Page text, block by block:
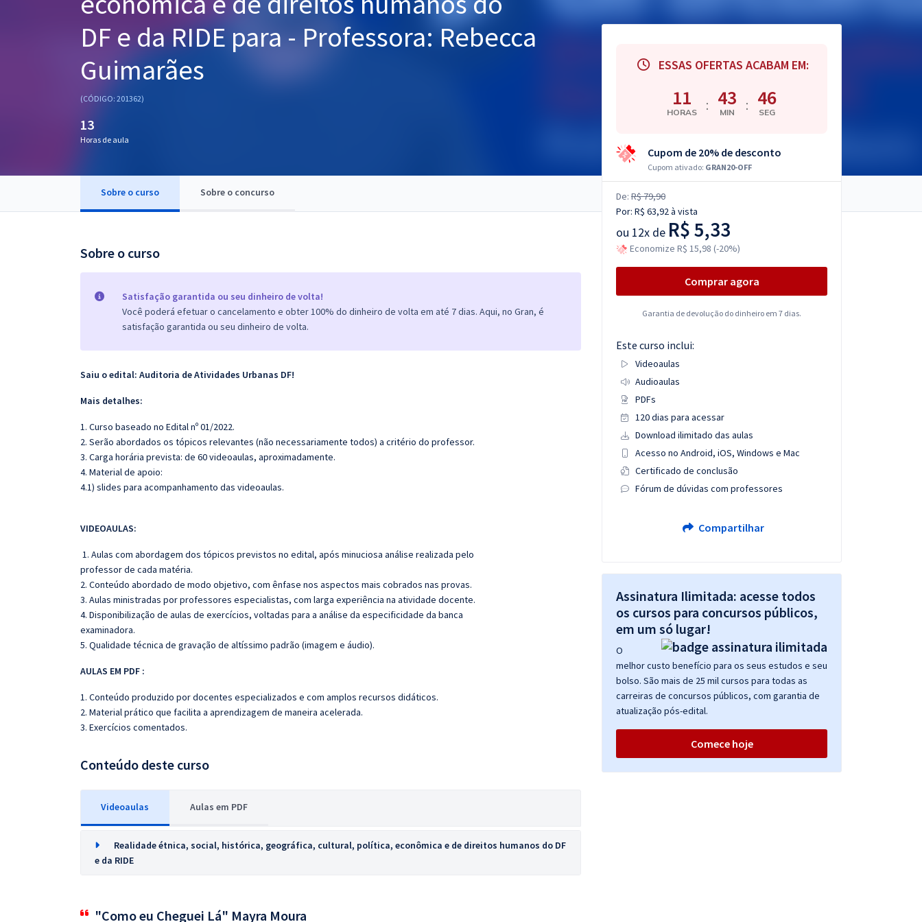
Questões grátis
DF e da RIDE para - Professora: Rebecca
Guimarães
(CÓDIGO: 201362)
13
Horas de aula
Sobre o curso Sobre o concurso
Sobre o curso
Satisfação garantida ou seu dinheiro de volta!
Você poderá efetuar o cancelamento e obter 100% do dinheiro de volta em até 7 dias. Aqui, no Gran, é
satisfação garantida ou seu dinheiro de volta.
Saiu o edital: Auditoria de Atividades Urbanas DF!
Mais detalhes:
1. Curso baseado no Edital nº 01/2022.
2. Serão abordados os tópicos relevantes (não necessariamente todos) a critério do professor.
3. Carga horária prevista: de 60 videoaulas, aproximadamente.
4. Material de apoio:
4.1) slides para acompanhamento das videoaulas.
VIDEOAULAS:
1. Aulas com abordagem dos tópicos previstos no edital, após minuciosa análise realizada pelo
professor de cada matéria.
2. Conteúdo abordado de modo objetivo, com ênfase nos aspectos mais cobrados nas provas.
3. Aulas ministradas por professores especialistas, com larga experiência na atividade docente.
4. Disponibilização de aulas de exercícios, voltadas para a análise da especificidade da banca
examinadora.
5. Qualidade técnica de gravação de altíssimo padrão (imagem e áudio).
AULAS EM PDF :
1. Conteúdo produzido por docentes especializados e com amplos recursos didáticos.
2. Material prático que facilita a aprendizagem de maneira acelerada.
3. Exercícios comentados.
Conteúdo deste curso
Videoaulas Aulas em PDF
Realidade étnica, social, histórica, geográfica, cultural, política, econômica e de direitos humanos do DF
e da RIDE
"Como eu Cheguei Lá" Mayra Moura
ESSAS OFERTAS ACABAM EM:
11
HORAS : 43
MIN : 44
SEG
Cupom de 20% de desconto
Cupom ativado: GRAN20-OFF
De: R$ 79,90
Por: R$ 63,92à vista
ou 12x de R$ 5,33
Economize R$ 15,98 (-20%)
Comprar agora
Garantia de devolução do dinheiro em 7 dias.
Este curso inclui:
Videoaulas
Audioaulas
PDFs
120 dias para acessar
Download ilimitado das aulas
Acesso no Android, iOS, Windows e Mac
Certificado de conclusão
Fórum de dúvidas com professores
Compartilhar
Assinatura Ilimitada: acesse todos
os cursos para concursos públicos,
em um só lugar!
O
melhor custo benefício para os seus estudos e seu
bolso. São mais de 25 mil cursos para todas as
carreiras de concursos públicos, com garantia de
atualização pós-edital.
Comece hoje